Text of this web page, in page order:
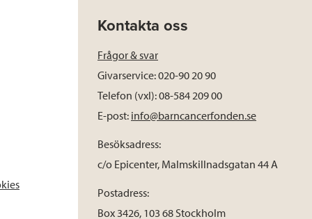
Kontakta oss
Frågor & svar
Givarservice: 020-90 20 90
Telefon (vxl): 08-584 209 00
E-post: info@barncancerfonden.se
Besöksadress:
c/o Epicenter, Malmskillnadsgatan 44 A
Postadress:
Box 3426, 103 68 Stockholm